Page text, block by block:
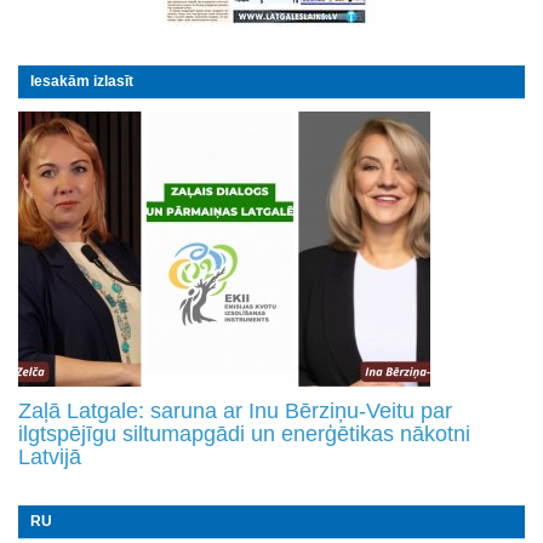
Iesakām izlasīt
Zaļā Latgale: saruna ar Inu Bērziņu-Veitu par
ilgtspējīgu siltumapgādi un enerģētikas nākotni
Latvijā
RU